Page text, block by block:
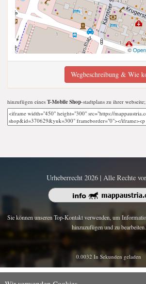
©
Wegbeschreibung & Wie
hinzufügen eines T-Mobile Shop-stadtplans zu ihrer webseite;
Urheberrecht 2026 | Alle Rechte
Sie können unseren Top-Kontakt verwenden, um
hinzuzufügen und zu bearbeiten.
0.0032 In Sekunden geladen